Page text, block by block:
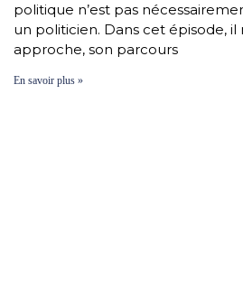
politique n’est pas
un politicien. Dans cet épisode, il
approche, son parcours
En savoir plus »